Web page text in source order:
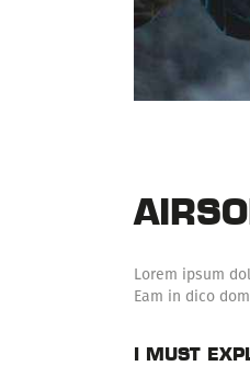
Lorem ipsum
Eam in dico
I MUST